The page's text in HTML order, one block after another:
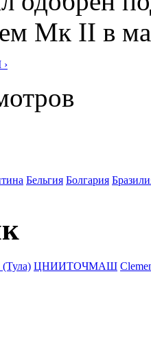
Мк II в
›
Бельгия Болгария
ЦНИИТОЧМАШ